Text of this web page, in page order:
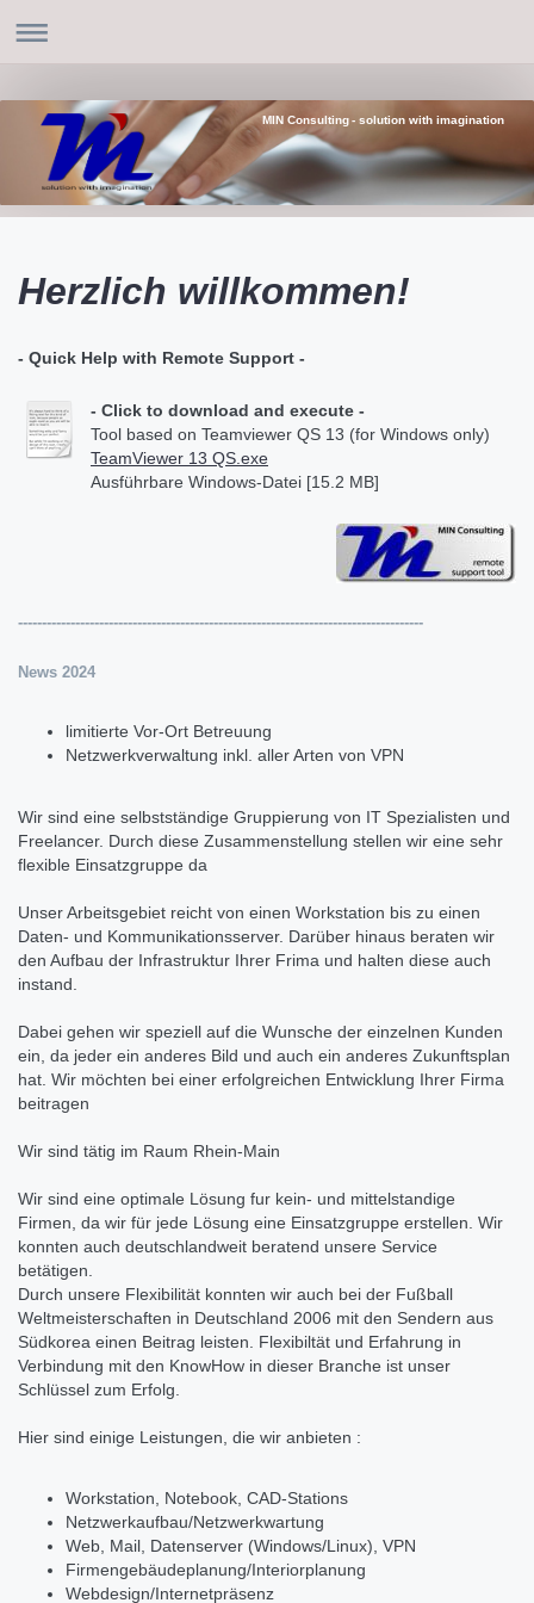
MIN Consulting - solution with imagination
Herzlich willkommen!
- Quick Help with Remote Support -
- Click to download and execute -
Tool based on Teamviewer QS 13 (for Windows only)
TeamViewer 13 QS.exe
Ausführbare Windows-Datei [15.2 MB]
-------------------------------------------------------------------------------------
News 2024
limitierte Vor-Ort Betreuung
Netzwerkverwaltung inkl. aller Arten von VPN
Wir sind eine selbstständige Gruppierung von IT Spezialisten und
Freelancer. Durch diese Zusammenstellung stellen wir eine sehr
flexible Einsatzgruppe da
Unser Arbeitsgebiet reicht von einen Workstation bis zu einen
Daten- und Kommunikationsserver. Darüber hinaus beraten wir
den Aufbau der Infrastruktur Ihrer Frima und halten diese auch
instand.
Dabei gehen wir speziell auf die Wunsche der einzelnen Kunden
ein, da jeder ein anderes Bild und auch ein anderes Zukunftsplan
hat. Wir möchten bei einer erfolgreichen Entwicklung Ihrer Firma
beitragen
Wir sind tätig im Raum Rhein-Main
Wir sind eine optimale Lösung fur kein- und mittelstandige
Firmen, da wir für jede Lösung eine Einsatzgruppe erstellen. Wir
konnten auch deutschlandweit beratend unsere Service
betätigen.
Durch unsere Flexibilität konnten wir auch bei der Fußball
Weltmeisterschaften in Deutschland 2006 mit den Sendern aus
Südkorea einen Beitrag leisten. Flexibiltät und Erfahrung in
Verbindung mit den KnowHow in dieser Branche ist unser
Schlüssel zum Erfolg.
Hier sind einige Leistungen, die wir anbieten :
Workstation, Notebook, CAD-Stations
Netzwerkaufbau/Netzwerkwartung
Web, Mail, Datenserver (Windows/Linux), VPN
Firmengebäudeplanung/Interiorplanung
Webdesign/Internetpräsenz